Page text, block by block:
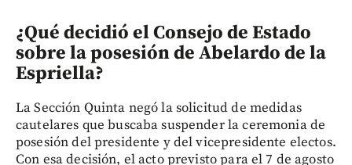
¿Qué decidió el Consejo de Estado
sobre la posesión de Abelardo de la
Espriella?
La Sección Quinta negó la solicitud de medidas
cautelares que buscaba suspender la ceremonia de
posesión del presidente y del vicepresidente electos.
Con esa decisión, el acto previsto para el 7 de agosto